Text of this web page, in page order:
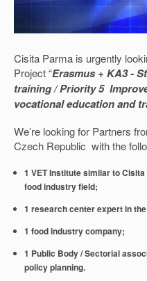
Cisita Parma is urgently
Project “Erasmus + KA3 -
training / Priority 5
vocational education and
We’re looking for Partners
Czech Republic with the
1 VET Institute similar to
food industry field;
1 research center expert in
1 food industry company;
1 Public Body / Sectorial
policy planning.